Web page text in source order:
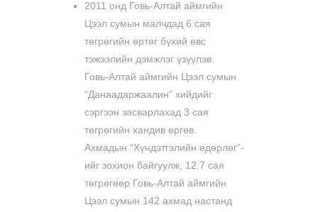
2011 онд Говь-Алтай аймгийн
Цээл сумын малчдад 6 сая
төгрөгийн өртөг бүхий өвс
тэжээлийн дэмжлэг үзүүлэв.
Говь-Алтай аймгийн Цээл сумын
“Данаадаржаалин” хийдийг
сэргээн засварлахад 3 сая
төгрөгийн хандив өргөв.
Ахмадын “Хүндэтгэлийн өдөрлөг”-
ийг зохион байгуулж, 12.7 сая
төгрөгөөр Говь-Алтай аймгийн
Цээл сумын 142 ахмад настанд